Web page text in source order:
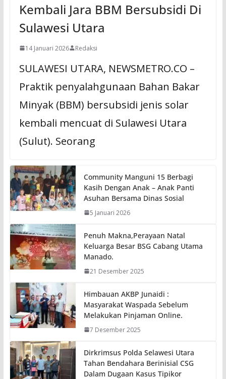
Kembali Jara BBM Bersubsidi Di
Sulawesi Utara
14 Januari 2026 Redaksi
SULAWESI UTARA, NEWSMETRO.CO –
Praktik penyalahgunaan Bahan Bakar
Minyak (BBM) bersubsidi jenis solar
kembali mencuat di Sulawesi Utara
(Sulut). Seorang
Community Manguni 15 Berbagi
Kasih Dengan Anak – Anak Panti
Asuhan Bersama Dinas Sosial
5 Januari 2026
Penuh Makna,Perayaan Natal
Keluarga Besar BSG Cabang Utama
Manado.
21 Desember 2025
Himbauan AKBP Junaidi :
Masyarakat Waspada Sebelum
Melakukan Pinjaman Online.
7 Desember 2025
Dirkrimsus Polda Selawesi Utara
Tahan Bendahara Berinisial CSG
Dalam Dugaan Kasus Tipikor